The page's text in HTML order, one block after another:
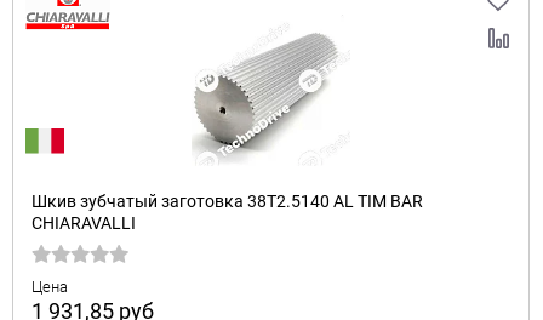
Шкив зубчатый заготовка 38T2.5140 AL TIM BAR
CHIARAVALLI
Цена
1 931,85 руб